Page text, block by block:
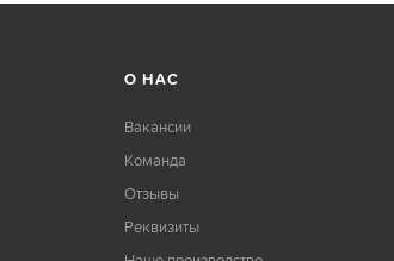
О НАС
Вакансии
Команда
Отзывы
Реквизиты